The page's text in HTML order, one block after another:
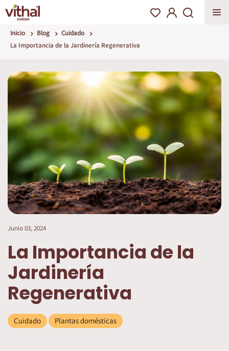
Inicio Blog
Cuidado
La Importancia de la Jardinería Regenerativa
Junio 03, 2024
La Importancia de la
Jardinería
Regenerativa
Cuidado Plantas domésticas